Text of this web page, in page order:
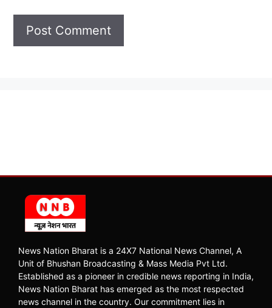
News Nation Bharat is a 24X7 National News Channel, A
Unit of Bhushan Broadcasting & Mass Media Pvt Ltd.
Established as a pioneer in credible news reporting in India,
News Nation Bharat has emerged as the most respected
news channel in the country. Our commitment lies in